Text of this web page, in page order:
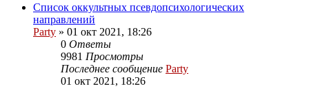
Список оккультных псевдопсихологических
направлений
Party » 01 окт 2021, 18:26
0 Ответы
9981 Просмотры
Последнее сообщение Party
01 окт 2021, 18:26